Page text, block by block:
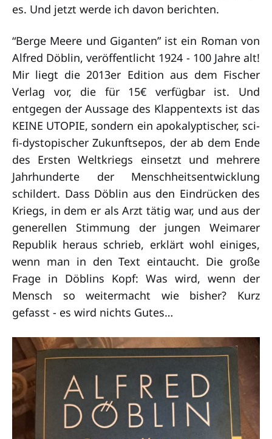
es. Und jetzt werde ich davon berichten.
“Berge Meere und Giganten” ist ein Roman von
Alfred Döblin, veröffentlicht 1924 - 100 Jahre alt!
Mir liegt die 2013er Edition aus dem Fischer
Verlag vor, die für 15€ verfügbar ist. Und
entgegen der Aussage des Klappentexts ist das
KEINE UTOPIE, sondern ein apokalyptischer, sci-
fi-dystopischer Zukunftsepos, der ab dem Ende
des Ersten Weltkriegs einsetzt und mehrere
Jahrhunderte der Menschheitsentwicklung
schildert. Dass Döblin aus den Eindrücken des
Kriegs, in dem er als Arzt tätig war, und aus der
generellen Stimmung der jungen Weimarer
Republik heraus schrieb, erklärt wohl einiges,
wenn man in den Text eintaucht. Die große
Frage in Döblins Kopf: Was wird, wenn der
Mensch so weitermacht wie bisher? Kurz
gefasst - es wird nichts Gutes…